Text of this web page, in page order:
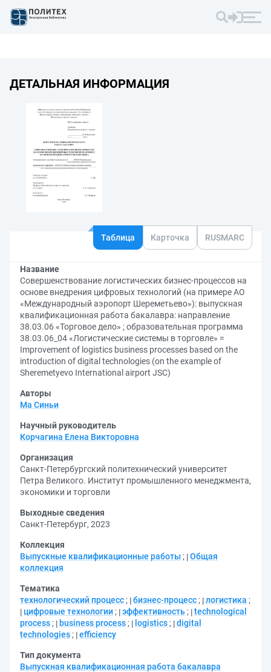
ДЕТАЛЬНАЯ ИНФОРМАЦИЯ
Таблица Карточка RUSMARC
Название
Совершенствование логистических бизнес-процессов на
основе внедрения цифровых технологий (на примере АО
«Международный аэропорт Шереметьево»): выпускная
квалификационная работа бакалавра: направление
38.03.06 «Торговое дело» ; образовательная программа
38.03.06_04 «Логистические системы в торговле» =
Improvement of logistics business processes based on the
introduction of digital technologies (on the example of
Sheremetyevo International airport JSC)
Авторы
Ма Синьи
Научный руководитель
Корчагина Елена Викторовна
Организация
Санкт-Петербургский политехнический университет
Петра Великого. Институт промышленного менеджмента,
экономики и торговли
Выходные сведения
Санкт-Петербург, 2023
Коллекция
Выпускные квалификационные работы ; Общая
коллекция
Тематика
технологический процесс ; бизнес-процесс ; логистика ;
цифровые технологии ; эффективность ; technological
process ; business process ; logistics ; digital
technologies ; efficiency
Тип документа
Выпускная квалификационная работа бакалавра